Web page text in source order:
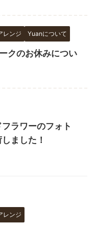
レンジ Yuanについて
クのお休みについ
ラワーのフォト
ました！
レンジ